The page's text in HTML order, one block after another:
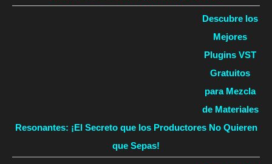
Descubre los
Mejores
Plugins VST
Gratuitos
para Mezcla
de Materiales
Resonantes: ¡El Secreto que los Productores No Quieren
que Sepas!